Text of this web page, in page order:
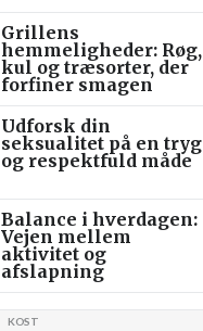
Grillens
hemmeligheder: Røg,
kul og træsorter, der
forfiner smagen
Udforsk din
seksualitet på en tryg
og respektfuld måde
Balance i hverdagen:
Vejen mellem
aktivitet og
afslapning
KOST